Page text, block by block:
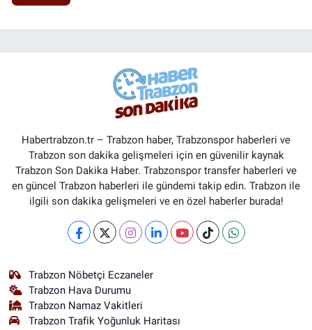
Habertrabzon.tr – Trabzon haber, Trabzonspor haberleri ve
Trabzon son dakika gelişmeleri için en güvenilir kaynak
Trabzon Son Dakika Haber. Trabzonspor transfer haberleri ve
en güncel Trabzon haberleri ile gündemi takip edin. Trabzon ile
ilgili son dakika gelişmeleri ve en özel haberler burada!
Trabzon Nöbetçi Eczaneler
Trabzon Hava Durumu
Trabzon Namaz Vakitleri
Trabzon Trafik Yoğunluk Haritası